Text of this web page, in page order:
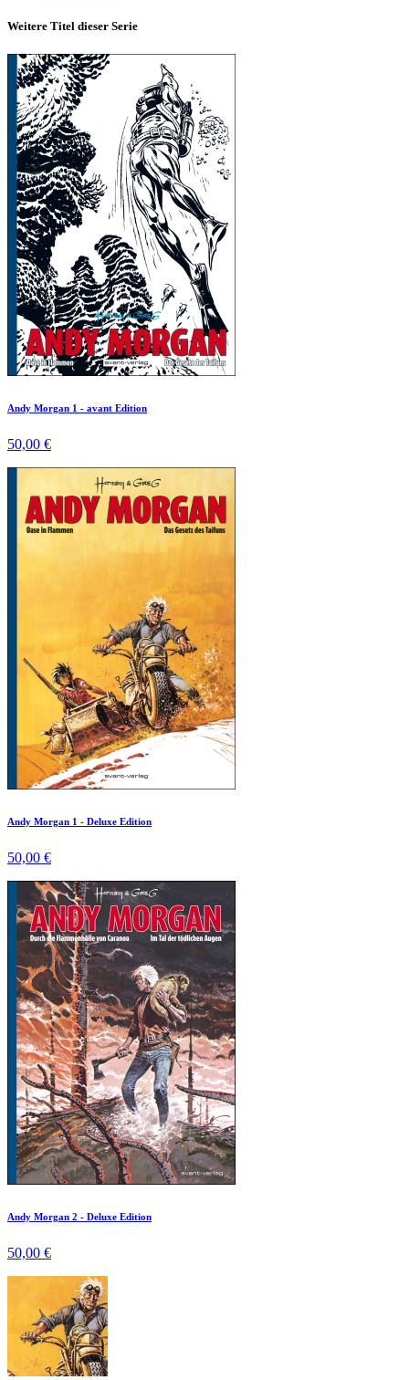
Weitere Titel dieser Serie
Andy Morgan 1 - avant Edition
50,00 €
Andy Morgan 1 - Deluxe Edition
50,00 €
Andy Morgan 2 - Deluxe Edition
50,00 €